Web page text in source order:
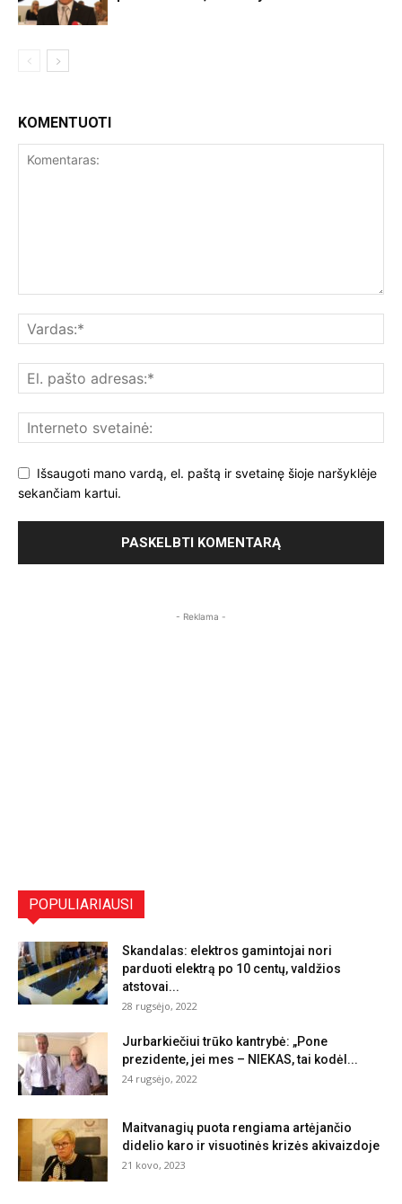
KOMENTUOTI
Išsaugoti mano vardą, el. paštą ir svetainę šioje naršyklėje
sekančiam kartui.
- Reklama -
POPULIARIAUSI
Skandalas: elektros gamintojai nori
parduoti elektrą po 10 centų, valdžios
atstovai...
28 rugsėjo, 2022
Jurbarkiečiui trūko kantrybė: „Pone
prezidente, jei mes – NIEKAS, tai kodėl...
24 rugsėjo, 2022
Maitvanagių puota rengiama artėjančio
didelio karo ir visuotinės krizės akivaizdoje
21 kovo, 2023